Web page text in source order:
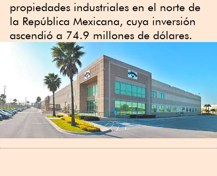
propiedades industriales en el norte de
la República Mexicana, cuya inversión
ascendió a 74.9 millones de dólares.